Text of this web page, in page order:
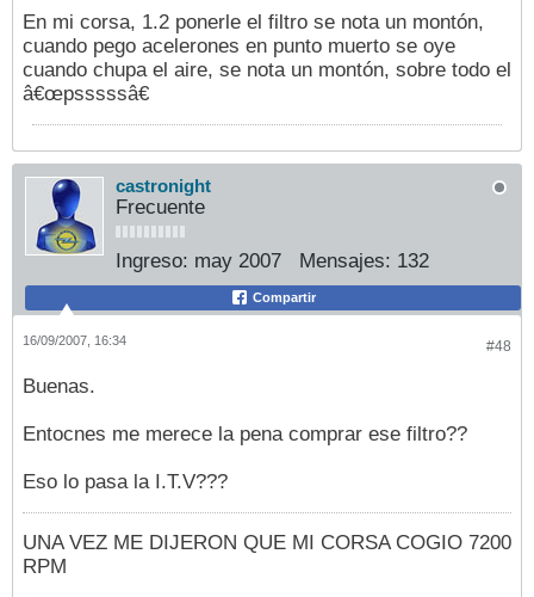
En mi corsa, 1.2 ponerle el filtro se nota un montón,
cuando pego acelerones en punto muerto se oye
cuando chupa el aire, se nota un montón, sobre todo el
â€œpsssssâ€
castronight
Frecuente
Ingreso: may 2007 Mensajes: 132
Compartir
#48
16/09/2007, 16:34
Buenas.
Entocnes me merece la pena comprar ese filtro??
Eso lo pasa la I.T.V???
UNA VEZ ME DIJERON QUE MI CORSA COGIO 7200
RPM